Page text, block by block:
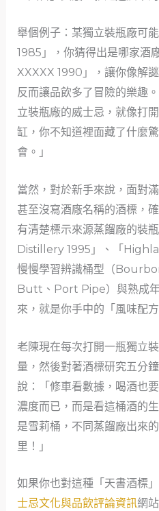
舉個例子：某獨立裝瓶廠可
1985」，你猜得出是哪家酒
XXXXX 1990」，讓你像解
反而讓品飲多了冒險的樂趣
立裝瓶廠的威士忌，就像打
缸，你不知道裡面藏了什麼
會。」
當然，對於新手來說，面對
甚至沒寫酒廠名稱的酒標，
有清楚標示來源蒸餾廠的裝
Distillery 1995」、「
慢慢學習辨識桶型（
Butt、Port Pipe）與熟成
來，就是你手中的「風味配方
老陳現在每次打開一瓶獨立
量，然後對著酒標研究五分
說：「修車看數據，喝酒也
濃度而已，而是看這桶酒的
是雪莉桶，不同蒸餾廠出來
里！」
如果你也對這種「天書酒標
士忌文化與品飲評論資訊網